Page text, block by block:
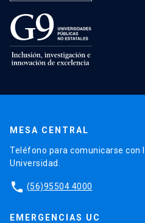
MESA CENTRAL
Teléfono para comunicarse con
Universidad.
phone (56)95504 4000
EMERGENCIAS UC